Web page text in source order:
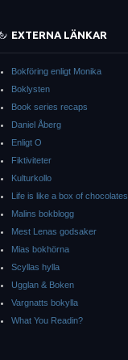
EXTERNA LÄNKAR
Bokföring enligt Monika
Boklysten
Book series recaps
Daniel Åberg
Enligt O
Fiktiviteter
Kulturkollo
Life is like a box of chocolates
Malins bokblogg
Mest Lenas godsaker
Mias bokhörna
Scyllas hylla
Ugglan & Boken
Vargnatts bokylla
What You Readin?